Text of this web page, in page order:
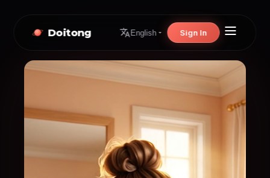
Doitong English Sign In